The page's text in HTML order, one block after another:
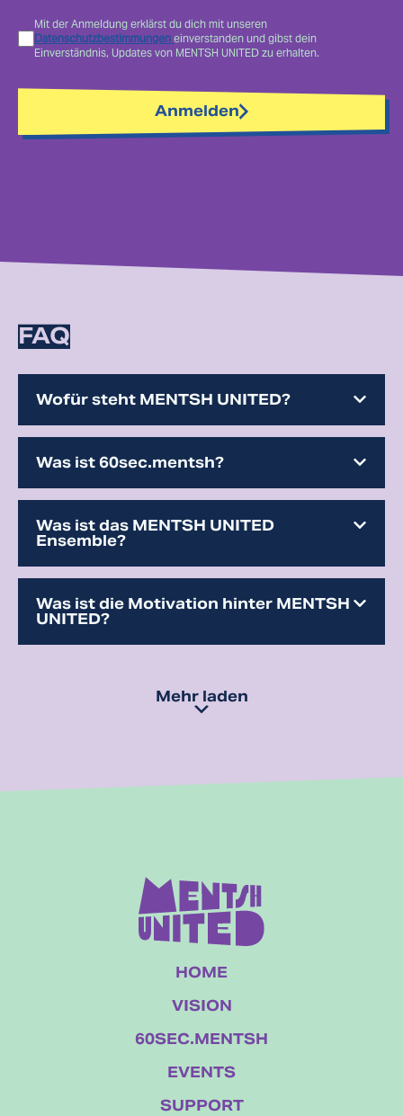
Mit der Anmeldung erklärst du dich mit unseren
Datenschutzbestimmungen einverstanden und gibst dein
Einverständnis, Updates von MENTSH UNITED zu erhalten.
Anmelden
FAQ
Wofür steht MENTSH UNITED?
Was ist 60sec.mentsh?
Was ist das MENTSH UNITED
Ensemble?
Was ist die Motivation hinter MENTSH
UNITED?
Mehr laden
HOME
VISION
60SEC.MENTSH
EVENTS
SUPPORT